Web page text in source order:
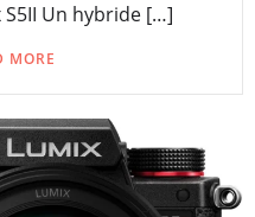
S5II Un hybride […]
MORE